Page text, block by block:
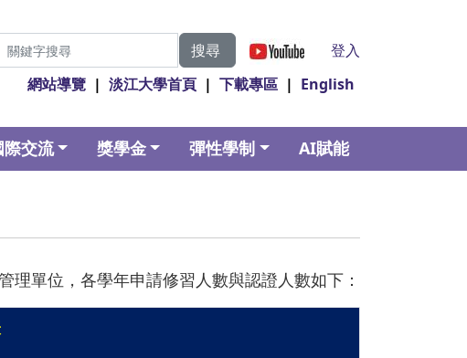
搜尋
登入
網站導覽 | 淡江大學首頁 | 下載專區 | English
際交流 獎學金 彈性學制 AI賦能
單位，各學年申請修習人數與認證人數如下：